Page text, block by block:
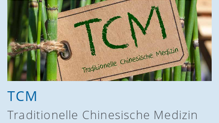
TCM
Tradi­tionelle Chine­sische Medizin